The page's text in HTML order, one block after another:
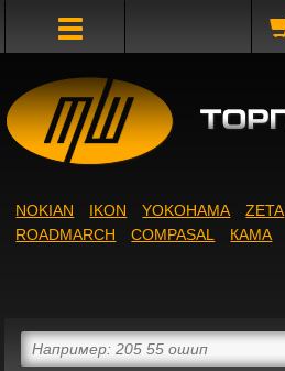
NOKIAN IKON YOKOHAMA ZETA
ROADMARCH
COMPASAL КАМА